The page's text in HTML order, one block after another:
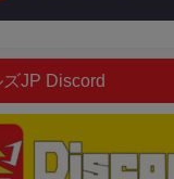
JP Discord